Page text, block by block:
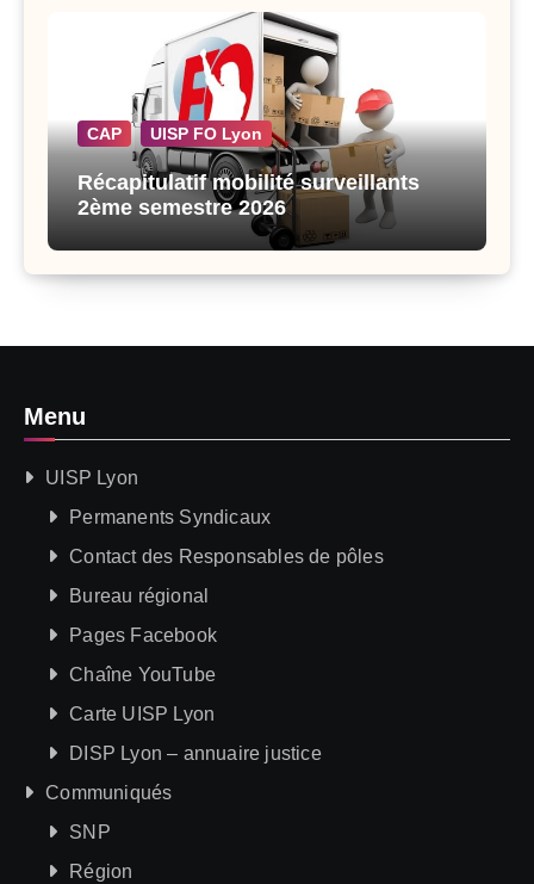
CAP UISP FO Lyon
Récapitulatif mobilité surveillants
2ème semestre 2026
Menu
UISP Lyon
Permanents Syndicaux
Contact des Responsables de pôles
Bureau régional
Pages Facebook
Chaîne YouTube
Carte UISP Lyon
DISP Lyon – annuaire justice
Communiqués
SNP
Région